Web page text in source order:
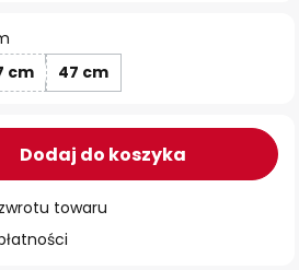
cm 47 cm
Dodaj do koszyka
towaru